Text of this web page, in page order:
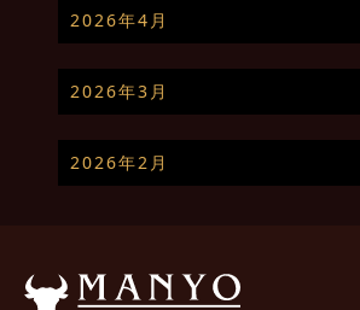
2026年4月
2026年3月
2026年2月